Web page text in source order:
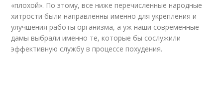
«плохой». По этому, все ниже перечисленные народные
хитрости были направленны именно для укрепления и
улучшения работы организма, а уж наши современные
дамы выбрали именно те, которые бы сослужили
эффективную службу в процессе похудения.